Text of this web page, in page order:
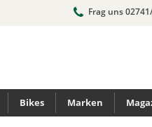
Frag uns
Bikes Marken